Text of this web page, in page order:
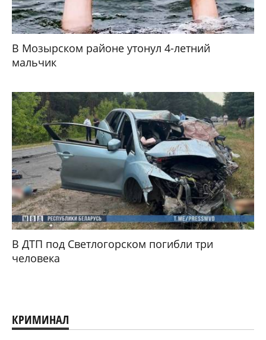
В Мозырском районе утонул 4-летний
мальчик
В ДТП под Светлогорском погибли три
человека
КРИМИНАЛ